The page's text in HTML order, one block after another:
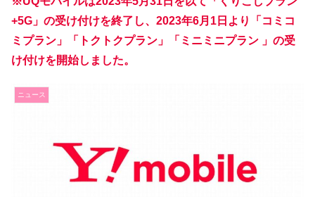
+5G」の受け付けを終了し、2023年6月1日より「コミコ
ミプラン」「トクトクプラン」「ミニミニプラン 」の受
け付けを開始しました。
ニュース